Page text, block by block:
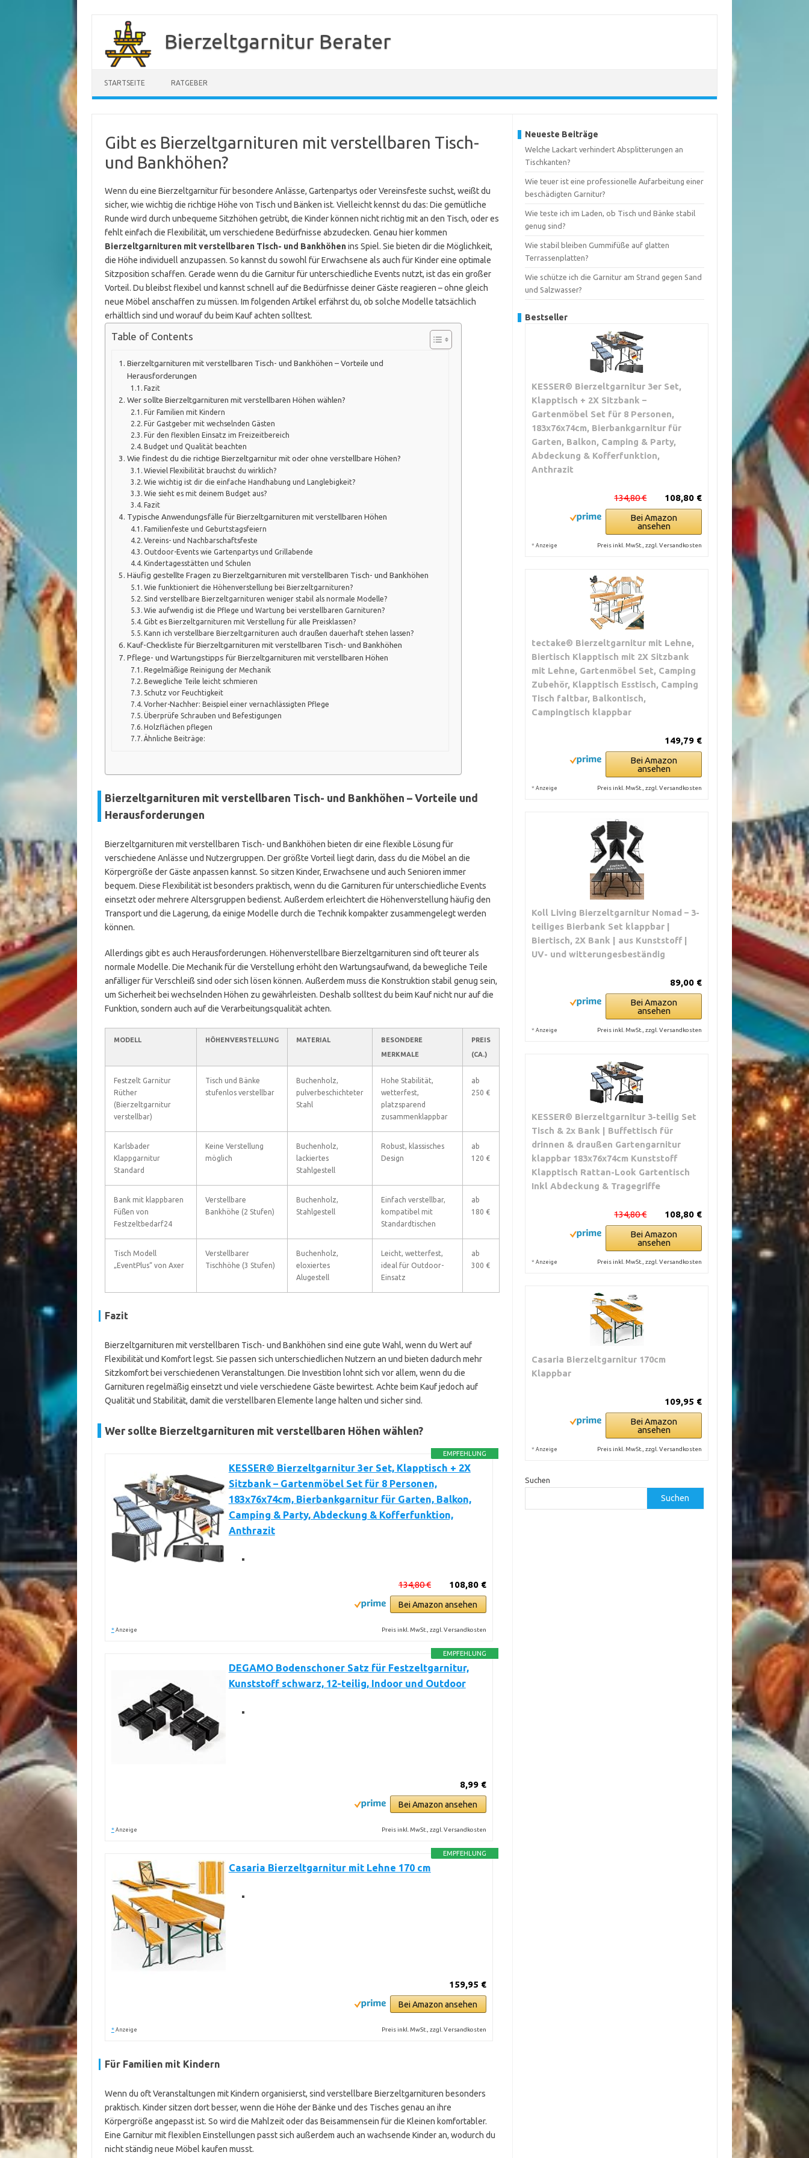
springen
Bierzeltgarnitur Berater
STARTSEITE RATGEBER
Gibt es Bierzeltgarnituren mit verstellbaren Tisch-
und Bankhöhen?
Wenn du eine Bierzeltgarnitur für besondere Anlässe, Gartenpartys oder Vereinsfeste suchst, weißt du
sicher, wie wichtig die richtige Höhe von Tisch und Bänken ist. Vielleicht kennst du das: Die gemütliche
Runde wird durch unbequeme Sitzhöhen getrübt, die Kinder können nicht richtig mit an den Tisch, oder es
fehlt einfach die Flexibilität, um verschiedene Bedürfnisse abzudecken. Genau hier kommen
Bierzeltgarnituren mit verstellbaren Tisch- und Bankhöhenins Spiel. Sie bieten dir die Möglichkeit,
die Höhe individuell anzupassen. So kannst du sowohl für Erwachsene als auch für Kinder eine optimale
Sitzposition schaffen. Gerade wenn du die Garnitur für unterschiedliche Events nutzt, ist das ein großer
Vorteil. Du bleibst flexibel und kannst schnell auf die Bedürfnisse deiner Gäste reagieren – ohne gleich
neue Möbel anschaffen zu müssen. Im folgenden Artikel erfährst du, ob solche Modelle tatsächlich
erhältlich sind und worauf du beim Kauf achten solltest.
Table of Contents
Bierzeltgarnituren mit verstellbaren Tisch- und Bankhöhen – Vorteile und
Herausforderungen
Fazit
Wer sollte Bierzeltgarnituren mit verstellbaren Höhen wählen?
Für Familien mit Kindern
Für Gastgeber mit wechselnden Gästen
Für den flexiblen Einsatz im Freizeitbereich
Budget und Qualität beachten
Wie findest du die richtige Bierzeltgarnitur mit oder ohne verstellbare Höhen?
Wieviel Flexibilität brauchst du wirklich?
Wie wichtig ist dir die einfache Handhabung und Langlebigkeit?
Wie sieht es mit deinem Budget aus?
Fazit
Typische Anwendungsfälle für Bierzeltgarnituren mit verstellbaren Höhen
Familienfeste und Geburtstagsfeiern
Vereins- und Nachbarschaftsfeste
Outdoor-Events wie Gartenpartys und Grillabende
Kindertagesstätten und Schulen
Häufig gestellte Fragen zu Bierzeltgarnituren mit verstellbaren Tisch- und Bankhöhen
Wie funktioniert die Höhenverstellung bei Bierzeltgarnituren?
Sind verstellbare Bierzeltgarnituren weniger stabil als normale Modelle?
Wie aufwendig ist die Pflege und Wartung bei verstellbaren Garnituren?
Gibt es Bierzeltgarnituren mit Verstellung für alle Preisklassen?
Kann ich verstellbare Bierzeltgarnituren auch draußen dauerhaft stehen lassen?
Kauf-Checkliste für Bierzeltgarnituren mit verstellbaren Tisch- und Bankhöhen
Pflege- und Wartungstipps für Bierzeltgarnituren mit verstellbaren Höhen
Regelmäßige Reinigung der Mechanik
Bewegliche Teile leicht schmieren
Schutz vor Feuchtigkeit
Vorher-Nachher: Beispiel einer vernachlässigten Pflege
Überprüfe Schrauben und Befestigungen
Holzflächen pflegen
Ähnliche Beiträge:
Bierzeltgarnituren mit verstellbaren Tisch- und Bankhöhen – Vorteile und
Herausforderungen
Bierzeltgarnituren mit verstellbaren Tisch- und Bankhöhen bieten dir eine flexible Lösung für
verschiedene Anlässe und Nutzergruppen. Der größte Vorteil liegt darin, dass du die Möbel an die
Körpergröße der Gäste anpassen kannst. So sitzen Kinder, Erwachsene und auch Senioren immer
bequem. Diese Flexibilität ist besonders praktisch, wenn du die Garnituren für unterschiedliche Events
einsetzt oder mehrere Altersgruppen bedienst. Außerdem erleichtert die Höhenverstellung häufig den
Transport und die Lagerung, da einige Modelle durch die Technik kompakter zusammengelegt werden
können.
Allerdings gibt es auch Herausforderungen. Höhenverstellbare Bierzeltgarnituren sind oft teurer als
normale Modelle. Die Mechanik für die Verstellung erhöht den Wartungsaufwand, da bewegliche Teile
anfälliger für Verschleiß sind oder sich lösen können. Außerdem muss die Konstruktion stabil genug sein,
um Sicherheit bei wechselnden Höhen zu gewährleisten. Deshalb solltest du beim Kauf nicht nur auf die
Funktion, sondern auch auf die Verarbeitungsqualität achten.
MODELL HÖHENVERSTELLUNG MATERIAL
BESONDERE
MERKMALE
PREIS
(CA.)
Festzelt Garnitur
Rüther
(Bierzeltgarnitur
verstellbar)
Tisch und Bänke
stufenlos verstellbar
Buchenholz,
pulverbeschichteter
Stahl
Hohe Stabilität,
wetterfest,
platzsparend
zusammenklappbar
ab
250 €
Karlsbader
Klappgarnitur
Standard
Keine Verstellung
möglich
Buchenholz,
lackiertes
Stahlgestell
Robust, klassisches
Design
ab
120 €
Bank mit klappbaren
Füßen von
Festzeltbedarf24
Verstellbare
Bankhöhe (2 Stufen)
Buchenholz,
Stahlgestell
Einfach verstellbar,
kompatibel mit
Standardtischen
ab
180 €
Tisch Modell
„EventPlus“ von Axer
Verstellbarer
Tischhöhe (3 Stufen)
Buchenholz,
eloxiertes
Alugestell
Leicht, wetterfest,
ideal für Outdoor-
Einsatz
ab
300 €
Fazit
Bierzeltgarnituren mit verstellbaren Tisch- und Bankhöhen sind eine gute Wahl, wenn du Wert auf
Flexibilität und Komfort legst. Sie passen sich unterschiedlichen Nutzern an und bieten dadurch mehr
Sitzkomfort bei verschiedenen Veranstaltungen. Die Investition lohnt sich vor allem, wenn du die
Garnituren regelmäßig einsetzt und viele verschiedene Gäste bewirtest. Achte beim Kauf jedoch auf
Qualität und Stabilität, damit die verstellbaren Elemente lange halten und sicher sind.
Wer sollte Bierzeltgarnituren mit verstellbaren Höhen wählen?
EMPFEHLUNG
KESSER® Bierzeltgarnitur 3er Set, Klapptisch + 2X
Sitzbank – Gartenmöbel Set für 8 Personen,
183x76x74cm, Bierbankgarnitur für Garten, Balkon,
Camping & Party, Abdeckung & Kofferfunktion,
Anthrazit
108,80 €
134,80 €
Bei Amazon ansehen
* Anzeige Preis inkl. MwSt., zzgl. Versandkosten
EMPFEHLUNG
DEGAMO Bodenschoner Satz für Festzeltgarnitur,
Kunststoff schwarz, 12-teilig, Indoor und Outdoor
8,99 €
Bei Amazon ansehen
* Anzeige Preis inkl. MwSt., zzgl. Versandkosten
EMPFEHLUNG
Casaria Bierzeltgarnitur mit Lehne 170 cm
159,95 €
Bei Amazon ansehen
* Anzeige Preis inkl. MwSt., zzgl. Versandkosten
Für Familien mit Kindern
Wenn du oft Veranstaltungen mit Kindern organisierst, sind verstellbare Bierzeltgarnituren besonders
praktisch. Kinder sitzen dort besser, wenn die Höhe der Bänke und des Tisches genau an ihre
Körpergröße angepasst ist. So wird die Mahlzeit oder das Beisammensein für die Kleinen komfortabler.
Eine Garnitur mit flexiblen Einstellungen passt sich außerdem auch an wachsende Kinder an, wodurch du
nicht ständig neue Möbel kaufen musst.
Neueste Beiträge
Welche Lackart verhindert Absplitterungen an
Tischkanten?
Wie teuer ist eine professionelle Aufarbeitung einer
beschädigten Garnitur?
Wie teste ich im Laden, ob Tisch und Bänke stabil
genug sind?
Wie stabil bleiben Gummifüße auf glatten
Terrassenplatten?
Wie schütze ich die Garnitur am Strand gegen Sand
und Salzwasser?
Bestseller
KESSER® Bierzeltgarnitur 3er Set,
Klapptisch + 2X Sitzbank –
Gartenmöbel Set für 8 Personen,
183x76x74cm, Bierbankgarnitur für
Garten, Balkon, Camping & Party,
Abdeckung & Kofferfunktion,
Anthrazit
108,80 €
134,80 €
Bei Amazon
ansehen
* Anzeige Preis inkl. MwSt., zzgl. Versandkosten
tectake® Bierzeltgarnitur mit Lehne,
Biertisch Klapptisch mit 2X Sitzbank
mit Lehne, Gartenmöbel Set, Camping
Zubehör, Klapptisch Esstisch, Camping
Tisch faltbar, Balkontisch,
Campingtisch klappbar
149,79 €
Bei Amazon
ansehen
* Anzeige Preis inkl. MwSt., zzgl. Versandkosten
Koll Living Bierzeltgarnitur Nomad – 3-
teiliges Bierbank Set klappbar |
Biertisch, 2X Bank | aus Kunststoff |
UV- und witterungesbeständig
89,00 €
Bei Amazon
ansehen
* Anzeige Preis inkl. MwSt., zzgl. Versandkosten
KESSER® Bierzeltgarnitur 3-teilig Set
Tisch & 2x Bank | Buffettisch für
drinnen & draußen Gartengarnitur
klappbar 183x76x74cm Kunststoff
Klapptisch Rattan-Look Gartentisch
Inkl Abdeckung & Tragegriffe
108,80 €
134,80 €
Bei Amazon
ansehen
* Anzeige Preis inkl. MwSt., zzgl. Versandkosten
Casaria Bierzeltgarnitur 170cm
Klappbar
109,95 €
Bei Amazon
ansehen
* Anzeige Preis inkl. MwSt., zzgl. Versandkosten
Suchen
Suchen